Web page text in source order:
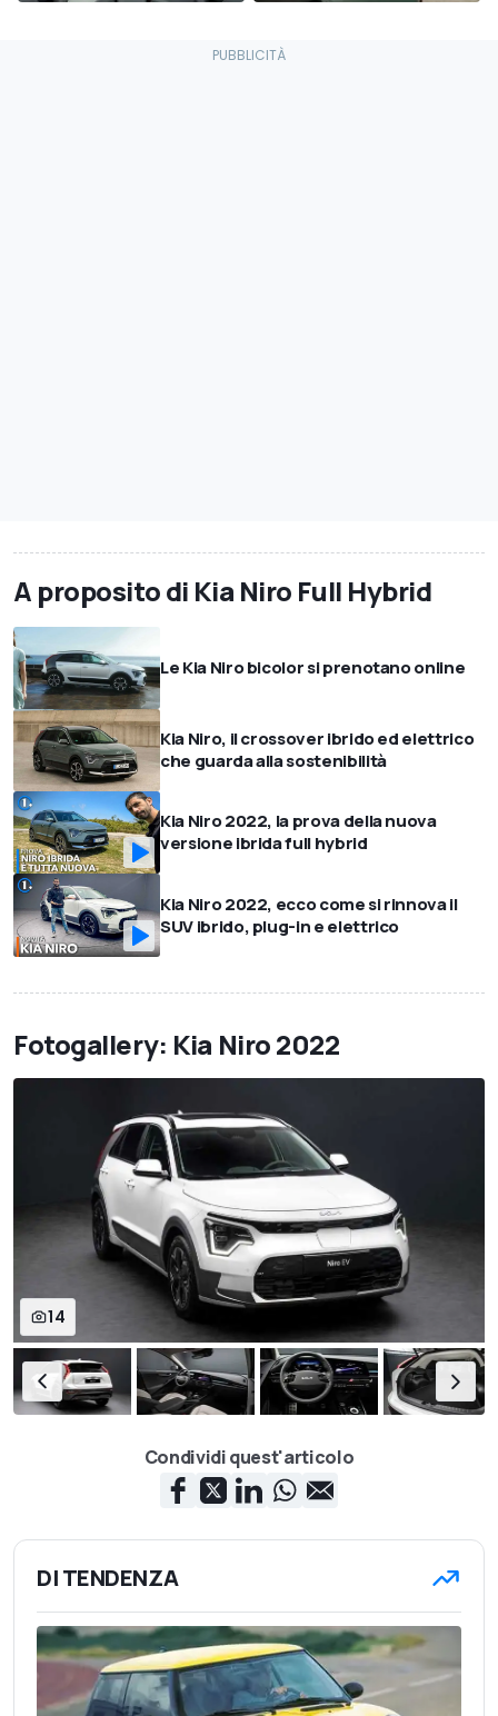
A proposito di Kia Niro Full Hybrid
Le Kia Niro bicolor si prenotano online
Kia Niro, il crossover ibrido ed elettrico
che guarda alla sostenibilità
Kia Niro 2022, la prova della nuova
versione ibrida full hybrid
Kia Niro 2022, ecco come si rinnova il
SUV ibrido, plug-in e elettrico
Fotogallery: Kia Niro 2022
14
Condividi quest'articolo
DI TENDENZA